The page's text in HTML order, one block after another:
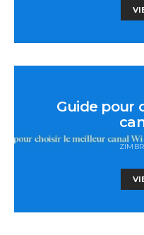
Guide pour